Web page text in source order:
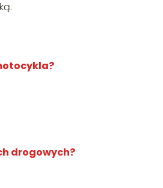
drogowych?